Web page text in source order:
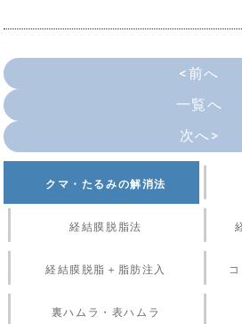
<前へ
一覧へ
次へ>
クマ・たるみの解消法
経結膜脱脂法
経結膜脱脂＋脂肪注入
裏ハムラ・表ハムラ